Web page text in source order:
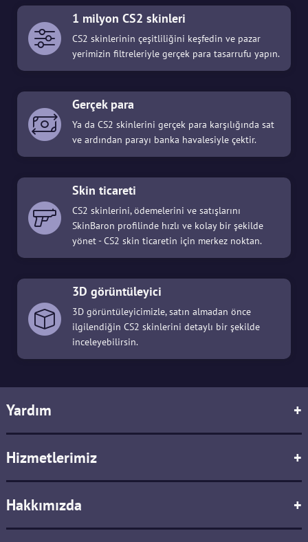
1 milyon CS2 skinleri
CS2 skinlerinin çeşitliliğini keşfedin ve pazar
yerimizin filtreleriyle gerçek para tasarrufu yapın.
Gerçek para
Ya da CS2 skinlerini gerçek para karşılığında sat
ve ardından parayı banka havalesiyle çektir.
Skin ticareti
CS2 skinlerini, ödemelerini ve satışlarını
SkinBaron profilinde hızlı ve kolay bir şekilde
yönet - CS2 skin ticaretin için merkez noktan.
3D görüntüleyici
3D görüntüleyicimizle, satın almadan önce
ilgilendiğin CS2 skinlerini detaylı bir şekilde
inceleyebilirsin.
Yardım +
Hizmetlerimiz +
Hakkımızda +